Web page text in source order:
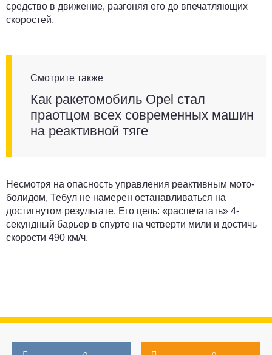
средство в движение, разгоняя его до впечатляющих
скоростей.
Смотрите также
Как ракетомобиль Opel стал
праотцом всех современных машин
на реактивной тяге
Несмотря на опасность управления реактивным мото-
болидом, Тебул не намерен останавливаться на
достигнутом результате. Его цель: «распечатать» 4-
секундный барьер в спурте на четверти мили и достичь
скорости 490 км/ч.